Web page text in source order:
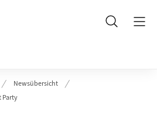
Suche
Newsübersicht
Party